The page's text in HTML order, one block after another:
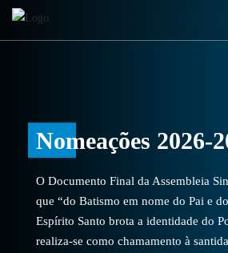
Nomeações 2026-
O Documento Final da Assembleia
que “do Batismo em nome do Pai e
Espírito Santo brota a identidade do
realiza-se como chamamento à